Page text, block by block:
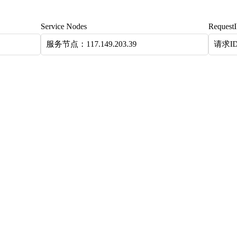
Service Nodes
服务节点：117.149.203.39 请求